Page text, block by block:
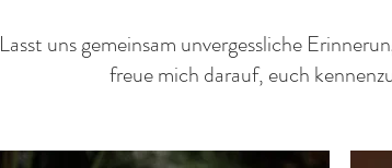
Lasst uns gemeinsam unvergessliche
freue mich darauf, euch